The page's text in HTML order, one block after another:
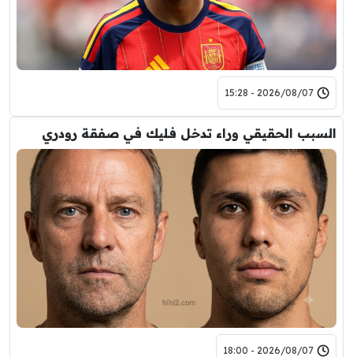
2026/08/07 - 15:28
السبب الحقيقي وراء تدخل فليك في صفقة رودري
2026/08/07 - 18:00